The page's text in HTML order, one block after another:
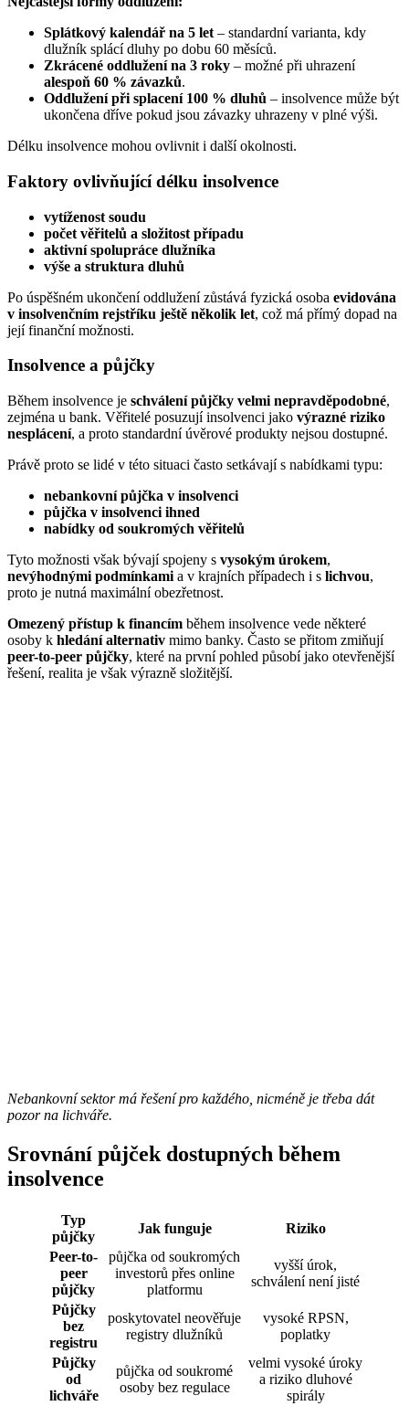
Splátkový kalendář na 5 let – standardní varianta, kdy
dlužník splácí dluhy po dobu 60 měsíců.
Zkrácené oddlužení na 3 roky – možné při uhrazení
alespoň 60 % závazků.
Oddlužení při splacení 100 % dluhů – insolvence může být
ukončena dříve pokud jsou závazky uhrazeny v plné výši.
Délku insolvence mohou ovlivnit i další okolnosti.
Faktory ovlivňující délku insolvence
vytíženost soudu
počet věřitelů a složitost případu
aktivní spolupráce dlužníka
výše a struktura dluhů
Po úspěšném ukončení oddlužení zůstává fyzická osoba evidována
v insolvenčním rejstříku ještě několik let, což má přímý dopad na
její finanční možnosti.
Insolvence a půjčky
Během insolvence je schválení půjčky velmi nepravděpodobné,
zejména u bank. Věřitelé posuzují insolvenci jako výrazné riziko
nesplácení, a proto standardní úvěrové produkty nejsou dostupné.
Právě proto se lidé v této situaci často setkávají s nabídkami typu:
nebankovní půjčka v insolvenci
půjčka v insolvenci ihned
nabídky od soukromých věřitelů
Tyto možnosti však bývají spojeny s vysokým úrokem,
nevýhodnými podmínkami a v krajních případech i s lichvou,
proto je nutná maximální obezřetnost.
Omezený přístup k financím během insolvence vede některé
osoby k hledání alternativ mimo banky. Často se přitom zmiňují
peer-to-peer půjčky, které na první pohled působí jako otevřenější
řešení, realita je však výrazně složitější.
Nebankovní sektor má řešení pro každého, nicméně je třeba dát
pozor na lichváře.
Srovnání půjček dostupných během
insolvence
Typ
půjčky
Jak funguje
Riziko
Peer-to-
peer
půjčky
půjčka od soukromých
investorů přes online
platformu
vyšší úrok,
schválení není jisté
Půjčky
bez
registru
poskytovatel neověřuje
registry dlužníků
vysoké RPSN,
poplatky
Půjčky
od
lichváře
půjčka od soukromé
osoby bez regulace
velmi vysoké úroky
a riziko dluhové
spirály